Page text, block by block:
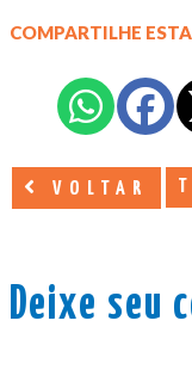
COMPARTILHE
VOLTAR
Deixe seu